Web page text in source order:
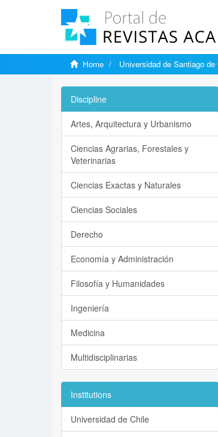
Home Universidad de Santiago de
Discipline
Artes, Arquitectura y Urbanismo
Ciencias Agrarias, Forestales y
Veterinarias
Ciencias Exactas y Naturales
Ciencias Sociales
Derecho
Economía y Administración
Filosofía y Humanidades
Ingeniería
Medicina
Multidisciplinarias
Institutions
Universidad de Chile